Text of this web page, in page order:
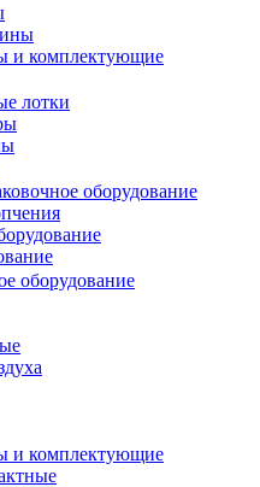
и комплектующие
лотки
оборудование
оборудование
и комплектующие